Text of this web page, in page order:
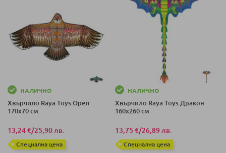
НАЛИЧНО
Хвърчило Raya Toys Орел
170х70 см
13,24 €/25,90 лв.
Специална цена
НАЛИЧНО
Хвърчило Raya Toys Дракон
160х260 см
13,75 €/26,89 лв.
Специална цена